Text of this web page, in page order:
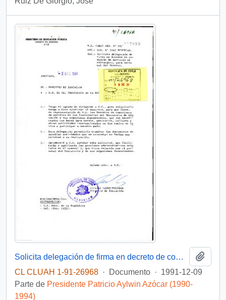
Solicita delegación de firma en decreto de comisión de servicio al extranjero, para personal del Mineduc
CL CLUAH 1-91-26968 · Documento · 1991-12-09
Parte de Presidente Patricio Aylwin Azócar (1990-
1994)